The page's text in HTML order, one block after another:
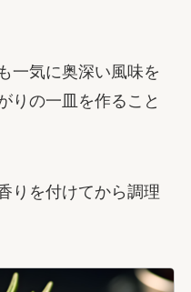
一気に奥深い風味を
りの一皿を作ること
りを付けてから調理